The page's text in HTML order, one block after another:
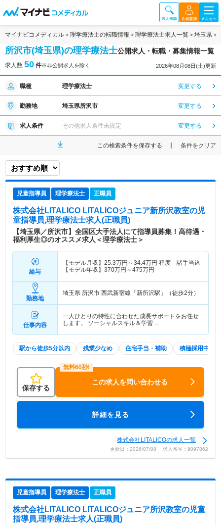
マイナビコメディカル 理学療法士の転職情報 理学療法士求人一覧 埼玉県
所沢市(埼玉県)の理学療法士公開求人・転職・募集情報一覧
求人数 50 件※非公開求人を除く 2026年08月08日(土)更新
職種 理学療法士 変更する
勤務地 埼玉県所沢市 変更する
求人条件 その他求人条件未設定 変更する
この検索条件を保存する 条件をクリア
児童指導員 理学療法士 正職員
株式会社LITALICO LITALICOジュニア新所沢教室の児
童指導員,理学療法士求人(正職員)
【埼玉県／所沢市】全国区大手法人にて指導員募集！高待遇・
福利厚生◎のオススメ求人＜理学療法士＞
給与
【モデル月収】 25.3万円～34.4万円 程度 諸手当込
【モデル年収】 370万円～475万円
勤務地
埼玉県 所沢市 西武新宿線「新所沢駅」（徒歩2分）
仕事内容
一人ひとりの特性に合わせた成長サポートをお任せ
します。 ソーシャルスキル＆学習…
駅から徒歩5分以内 残業少なめ 住宅手当・補助 積極採用中
保存する
この求人を問い合わせる
詳細を見る
株式会社LITALICOの求人一覧
更新日：2026/07/08 求人番号：9097862
児童指導員 理学療法士 正職員
株式会社LITALICO LITALICOジュニア所沢教室の児童
指導員,理学療法士求人(正職員)